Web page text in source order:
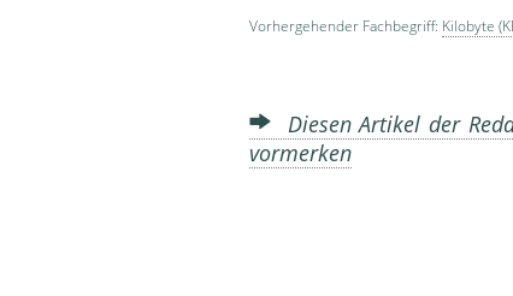
Vorhergehender Fachbegriff: Kilobyte
Diesen Artikel der
vormerken